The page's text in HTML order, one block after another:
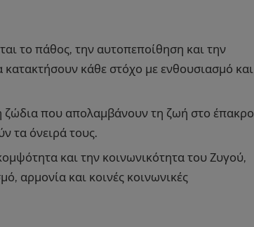
το πάθος, την αυτοπεποίθηση και την
κάθε στόχο με ενθουσιασμό και
ζώδια που απολαμβάνουν τη ζωή στο έπακρο
τα όνειρά τους.
και την κοινωνικότητα του Ζυγού,
αρμονία και κοινές κοινωνικές